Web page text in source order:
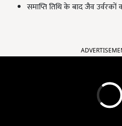
समाप्ति तिथि के बाद जैव